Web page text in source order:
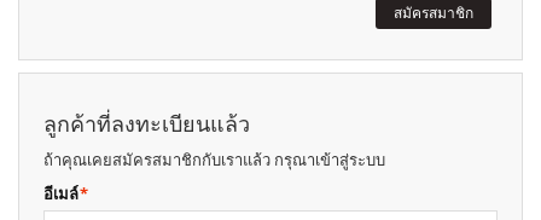
สมัครสมาชิก
ลูกค้าที่ลงทะเบียนแล้ว
ถ้าคุณเคยสมัครสมาชิกกับเราแล้ว กรุณาเข้าสู่ระบบ
*
อีเมล์